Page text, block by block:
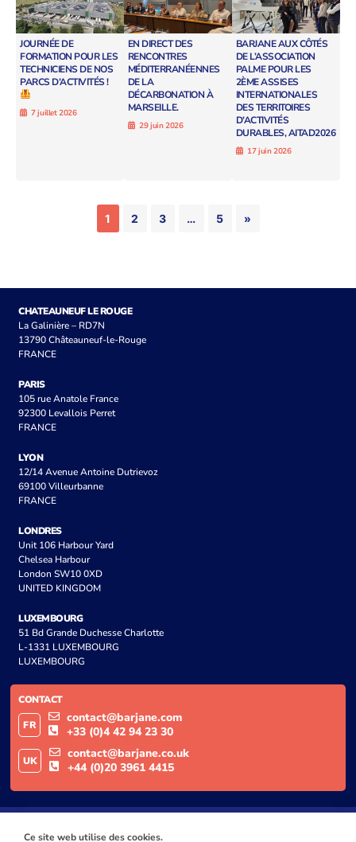
JOURNÉE DE
FORMATION POUR LES
TECHNICIENS DE NOS
PARCS D’ACTIVITÉS !
7 juillet 2026
EN DIRECT DES
RENCONTRES
MÉDITERRANÉENNES
DE LA
DÉCARBONATION À
MARSEILLE.
29 juin 2026
BARJANE AUX CÔTÉS
DE L’ASSOCIATION
PALME POUR LES
2ÈME ASSISES
INTERNATIONALES
DES TERRITOIRES
D’ACTIVITÉS
DURABLES, AITAD2026
17 juin 2026
1 2 3 … 5 »
CHATEAUNEUF LE ROUGE
La Galinière – RD7N
13790 Châteauneuf-le-Rouge
FRANCE
PARIS
105 rue Anatole France
92300 Levallois Perret
FRANCE
LYON
12/14 Avenue Antoine Dutrievoz
69100 Villeurbanne
FRANCE
LONDRES
Unit 106 Harbour Yard
Chelsea Harbour
London SW10 0XD
UNITED KINGDOM
LUXEMBOURG
51 Bd Grande Duchesse Charlotte
L-1331 LUXEMBOURG
LUXEMBOURG
CONTACT
FR
contact@barjane.com
+33 (0)4 42 94 23 30
UK
contact@barjane.co.uk
+44 (0)20 3961 4415
Ce site web utilise des cookies.